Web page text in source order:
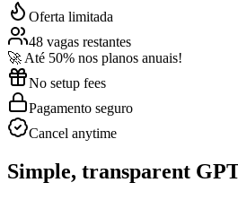
Oferta limitada
48 vagas restantes
🚀 Até 50% nos planos anuais!
No setup fees
Pagamento seguro
Cancel anytime
Simple, transparent